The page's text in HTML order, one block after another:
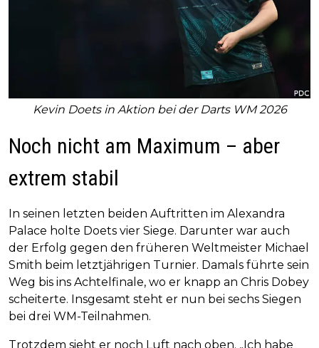
Kevin Doets in Aktion bei der Darts WM 2026
Noch nicht am Maximum – aber
extrem stabil
In seinen letzten beiden Auftritten im Alexandra
Palace holte Doets vier Siege. Darunter war auch
der Erfolg gegen den früheren Weltmeister Michael
Smith beim letztjährigen Turnier. Damals führte sein
Weg bis ins Achtelfinale, wo er knapp an Chris Dobey
scheiterte. Insgesamt steht er nun bei sechs Siegen
bei drei WM-Teilnahmen.
Trotzdem sieht er noch Luft nach oben. „Ich habe